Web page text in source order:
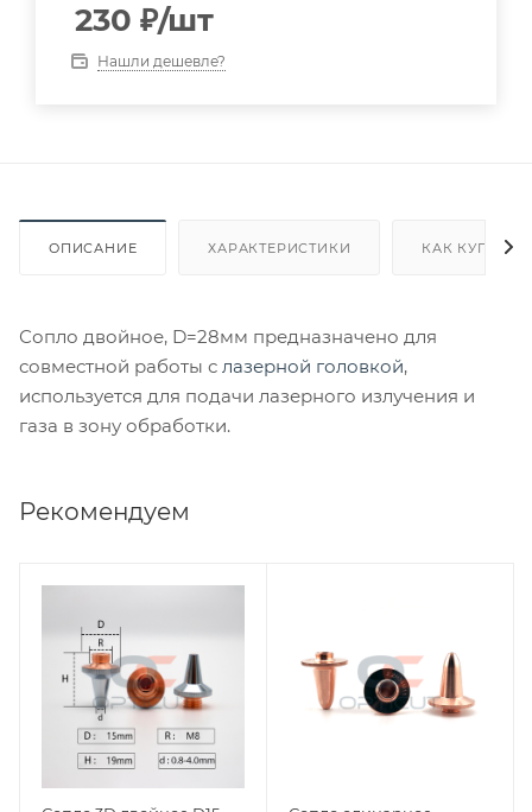
230 ₽/шт
Нашли дешевле?
ОПИСАНИЕ ХАРАКТЕРИСТИКИ КАК КУПИТЬ
Сопло двойное, D=28мм предназначено для
совместной работы с лазерной головкой,
используется для подачи лазерного излучения и
газа в зону обработки.
Рекомендуем